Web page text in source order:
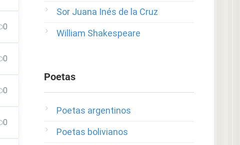
0
0
0
0
Sor Juana Inés de la Cruz
William Shakespeare
Poetas
Poetas argentinos
Poetas bolivianos